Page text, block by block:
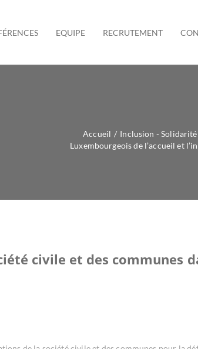
EQUIPE RECRUTEMENT
Accueil / Inclusion - Solidarité
Luxembourgeois de l’accueil et
CREPS
civile et des communes